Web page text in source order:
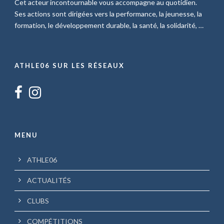
Cet acteur incontournable vous accompagne au quotidien.
Ses actions sont dirigées vers la performance, la jeunesse, la
formation, le développement durable, la santé, la solidarité, …
ATHLE06 SUR LES RÉSEAUX
MENU
ATHLE06
ACTUALITÉS
CLUBS
COMPÉTITIONS